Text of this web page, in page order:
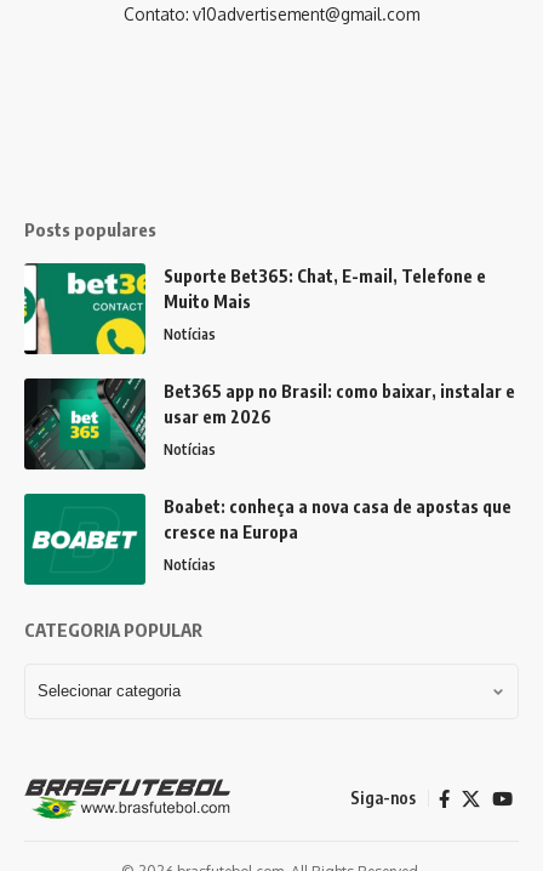
Contato: v10advertisement@gmail.com
Posts populares
Suporte Bet365: Chat, E-mail, Telefone e
Muito Mais
Notícias
Bet365 app no Brasil: como baixar, instalar e
usar em 2026
Notícias
Boabet: conheça a nova casa de apostas que
cresce na Europa
Notícias
CATEGORIA POPULAR
Siga-nos